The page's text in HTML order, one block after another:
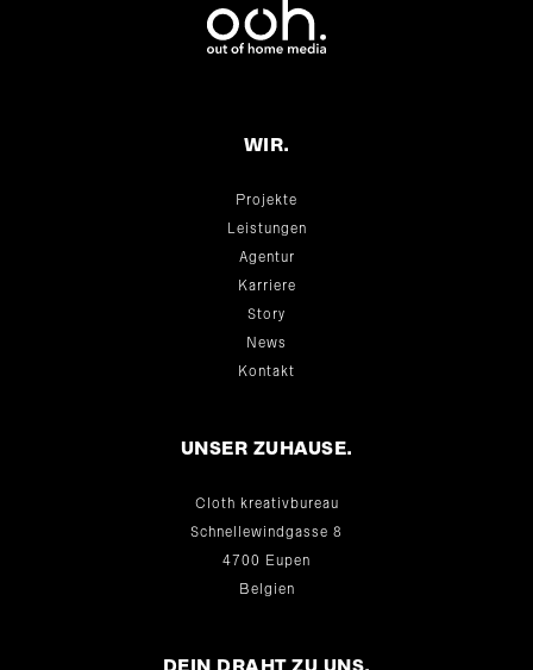
WIR.
Projekte
Leistungen
Agentur
Karriere
Story
News
Kontakt
UNSER ZUHAUSE.
Cloth kreativbureau
Schnellewindgasse 8
4700 Eupen
Belgien